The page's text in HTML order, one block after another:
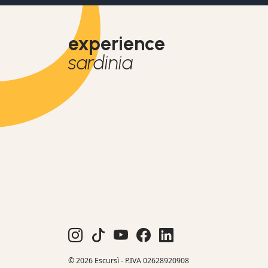
experience
sardinia
© 2026 Escursì - P.IVA 02628920908